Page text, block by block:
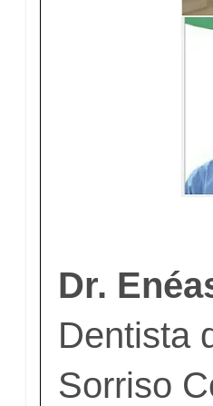
Dr.
Dentista
Sorriso